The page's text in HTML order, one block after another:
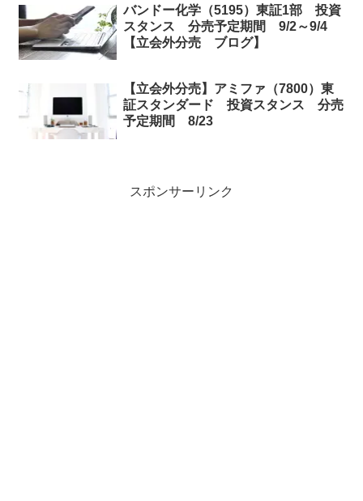
バンドー化学（5195）東証1部 投資
スタンス 分売予定期間 9/2～9/4
【立会外分売 ブログ】
【立会外分売】アミファ（7800）東
証スタンダード 投資スタンス 分売
予定期間 8/23
スポンサーリンク